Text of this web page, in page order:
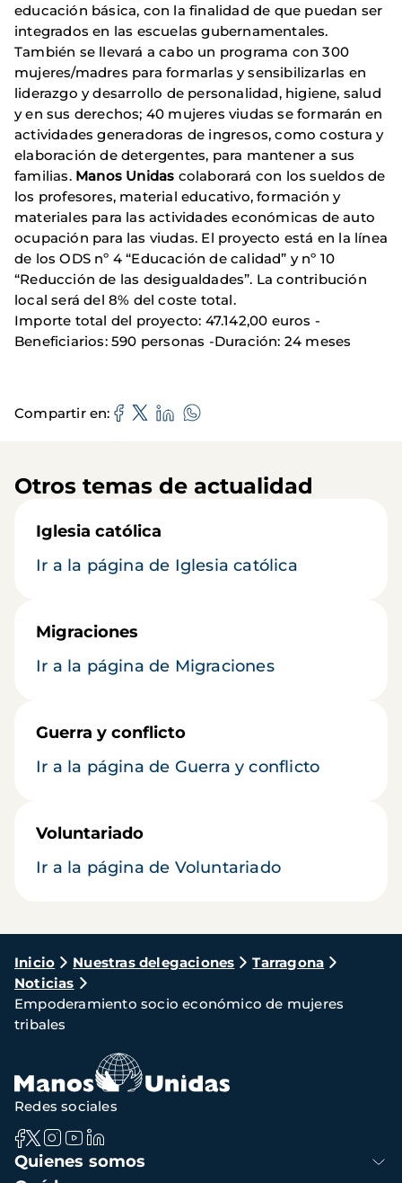
educación básica, con la finalidad de que puedan ser
integrados en las escuelas gubernamentales.
También se llevará a cabo un programa con 300
mujeres/madres para formarlas y sensibilizarlas en
liderazgo y desarrollo de personalidad, higiene, salud
y en sus derechos; 40 mujeres viudas se formarán en
actividades generadoras de ingresos, como costura y
elaboración de detergentes, para mantener a sus
familias. Manos Unidas colaborará con los sueldos de
los profesores, material educativo, formación y
materiales para las actividades económicas de auto
ocupación para las viudas. El proyecto está en la línea
de los ODS nº 4 “Educación de calidad” y nº 10
“Reducción de las desigualdades”. La contribución
local será del 8% del coste total.
Importe total del proyecto: 47.142,00 euros -
Beneficiarios: 590 personas -Duración: 24 meses
Compartir en
Otros temas de actualidad
Iglesia católica
Ir a la página de Iglesia católica
Migraciones
Ir a la página de Migraciones
Guerra y conflicto
Ir a la página de Guerra y conflicto
Voluntariado
Ir a la página de Voluntariado
Ruta
de
navegación
Inicio Nuestras delegaciones
Tarragona
Noticias
Empoderamiento socio económico de mujeres
tribales
Navegación
principal
Quienes somos
Redes sociales